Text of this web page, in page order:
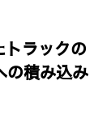
ラックの
の積み込み